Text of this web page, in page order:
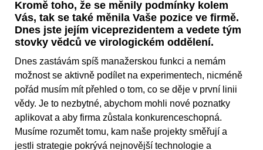
Kromě toho, že se měnily podmínky kolem
Vás, tak se také měnila Vaše pozice ve firmě.
Dnes jste jejím viceprezidentem a vedete tým
stovky vědců ve virologickém oddělení.
Dnes zastávám spíš manažerskou funkci a nemám
možnost se aktivně podílet na experimentech, nicméně
pořád musím mít přehled o tom, co se děje v první linii
vědy. Je to nezbytné, abychom mohli nové poznatky
aplikovat a aby firma zůstala konkurenceschopná.
Musíme rozumět tomu, kam naše projekty směřují a
jestli strategie pokrývá nejnovější technologie a